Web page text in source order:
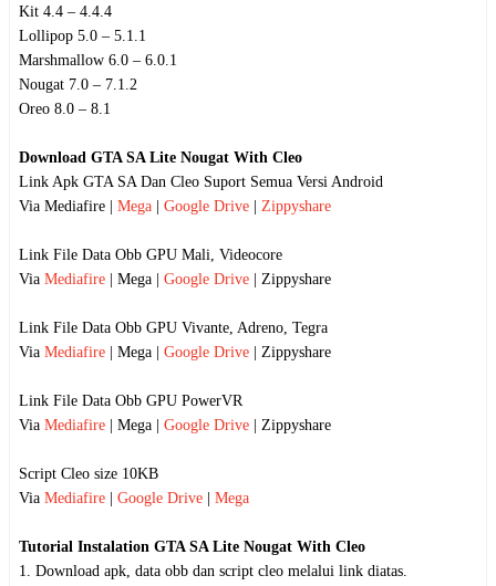
Kit 4.4 – 4.4.4
Lollipop 5.0 – 5.1.1
Marshmallow 6.0 – 6.0.1
Nougat 7.0 – 7.1.2
Oreo 8.0 – 8.1
Download GTA SA Lite Nougat With Cleo
Link Apk GTA SA Dan Cleo Suport Semua Versi Android
Via Mediafire | Mega Google Drive Zippyshare
Link File Data Obb GPU Mali, Videocore
Via Mediafire | Mega | Google Drive | Zippyshare
Link File Data Obb GPU Vivante, Adreno, Tegra
Via Mediafire | Mega | Google Drive | Zippyshare
Link File Data Obb GPU PowerVR
Via Mediafire | Mega | Google Drive | Zippyshare
Script Cleo size 10KB
Via Mediafire Google Drive Mega
Tutorial Instalation GTA SA Lite Nougat With Cleo
1. Download apk, data obb dan script cleo melalui link diatas.